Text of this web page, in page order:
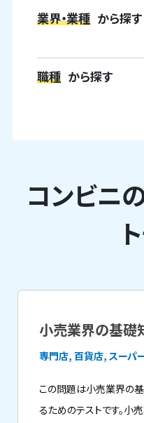
業界・業種 から探す
職種 から探す
コンビニ
小売業界の基礎
専門店, 百貨店, スーパ
この問題は小売業界の
るためのテストです。小